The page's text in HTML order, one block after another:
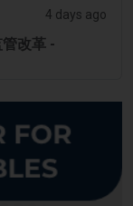
4 days ago
改革 -